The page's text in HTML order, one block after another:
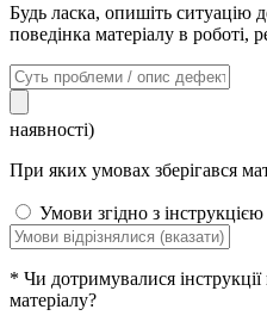
Будь ласка, опишіть ситуацію
поведінка матеріалу в роботі,
наявності)
При яких умовах зберігався
Умови згідно з інструкцією
* Чи дотримувалися
матеріалу?